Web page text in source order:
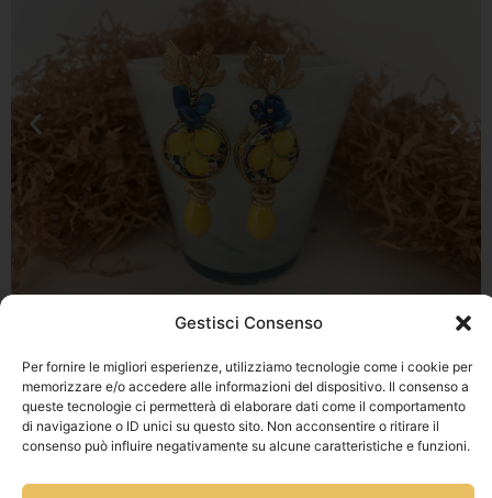
Gestisci Consenso
Per fornire le migliori esperienze, utilizziamo tecnologie come i cookie per
memorizzare e/o accedere alle informazioni del dispositivo. Il consenso a
queste tecnologie ci permetterà di elaborare dati come il comportamento
di navigazione o ID unici su questo sito. Non acconsentire o ritirare il
consenso può influire negativamente su alcune caratteristiche e funzioni.
Privacy Policy
Cookie Policy
Informativa
Via Franz
Fischietti, 15
Palermo